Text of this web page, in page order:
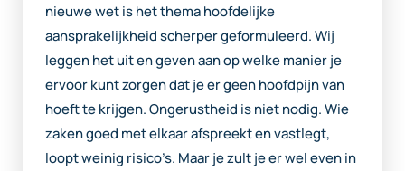
nieuwe wet is het thema hoofdelijke
aansprakelijkheid scherper geformuleerd. Wij
leggen het uit en geven aan op welke manier je
ervoor kunt zorgen dat je er geen hoofdpijn van
hoeft te krijgen. Ongerustheid is niet nodig. Wie
zaken goed met elkaar afspreekt en vastlegt,
loopt weinig risico’s. Maar je zult je er wel even in